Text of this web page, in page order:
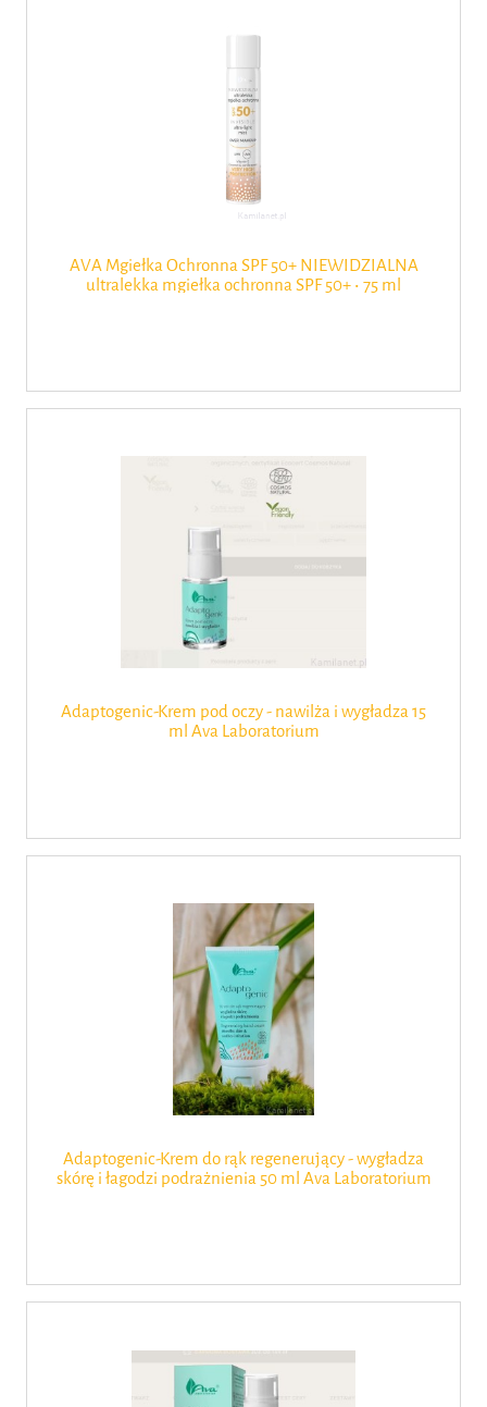
AVA Mgiełka Ochronna SPF 50+ NIEWIDZIALNA
ultralekka mgiełka ochronna SPF 50+ ‧ 75 ml
Adaptogenic-Krem pod oczy - nawilża i wygładza 15
ml Ava Laboratorium
Adaptogenic-Krem do rąk regenerujący - wygładza
skórę i łagodzi podrażnienia 50 ml Ava Laboratorium